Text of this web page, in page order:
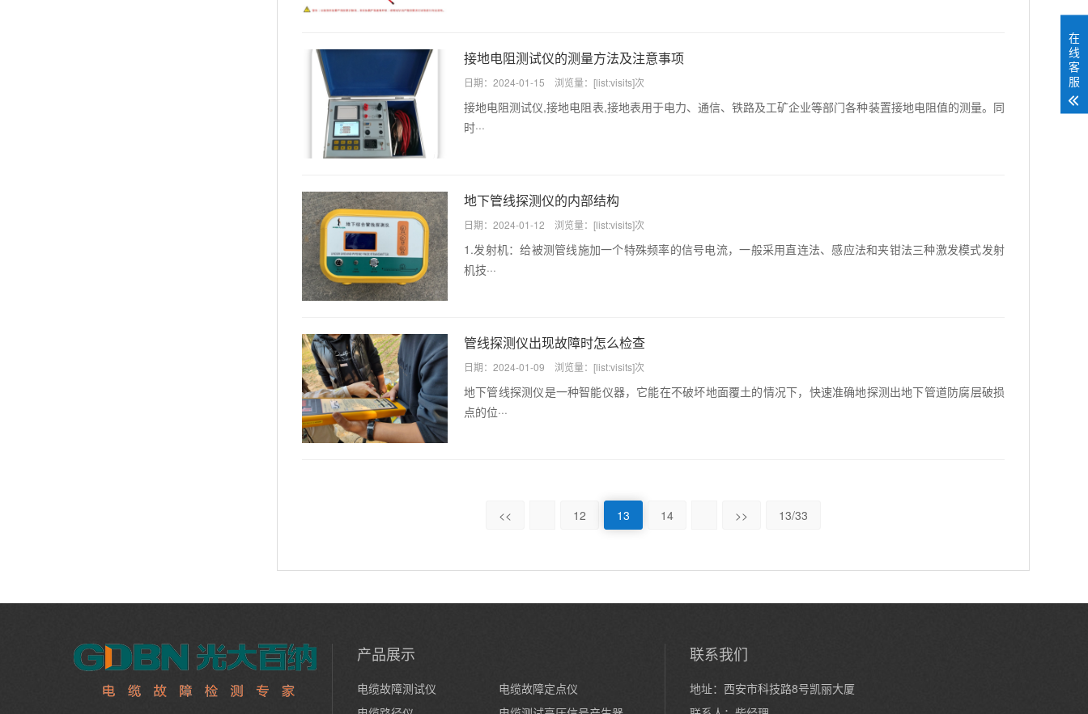
接地电阻测试仪的测量方法及注意事项
日期：2024-01-15 浏览量：[list:visits]次
接地电阻测试仪,接地电阻表,接地表用于电力、通信、铁路及工矿企业等部门各种装置接地电阻值的测量。同
时···
地下管线探测仪的内部结构
日期：2024-01-12 浏览量：[list:visits]次
1.发射机：给被测管线施加一个特殊频率的信号电流，一般采用直连法、感应法和夹钳法三种激发模式发射
机技···
管线探测仪出现故障时怎么检查
日期：2024-01-09 浏览量：[list:visits]次
地下管线探测仪是一种智能仪器，它能在不破坏地面覆土的情况下，快速准确地探测出地下管道防腐层破损
点的位···
<< 12 13 14 >> 13/33
产品展示
电缆故障测试仪
电缆故障定点仪
联系我们
地址：西安市科技路8号凯丽大厦
在
线
客
服